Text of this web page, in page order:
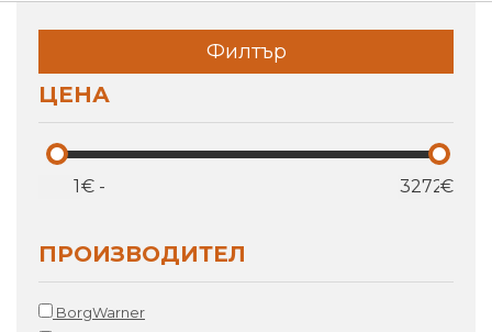
Филтър
ЦЕНА
€ - €
ПРОИЗВОДИТЕЛ
BorgWarner